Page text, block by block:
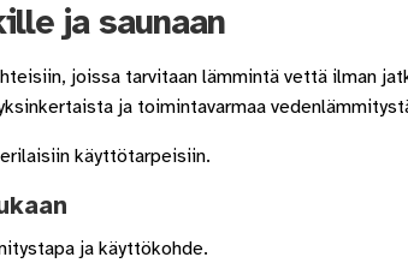
ja saunaan
joissa tarvitaan lämmintä vettä ilman
ja toimintavarmaa
käyttötarpeisiin.
ja käyttökohde.